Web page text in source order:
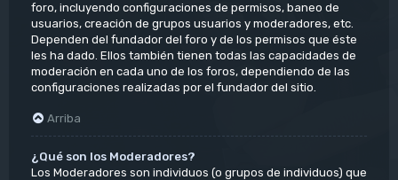
foro, incluyendo configuraciones de permisos, baneo de
usuarios, creación de grupos usuarios y moderadores, etc.
Dependen del fundador del foro y de los permisos que éste
les ha dado. Ellos también tienen todas las capacidades de
moderación en cada uno de los foros, dependiendo de las
configuraciones realizadas por el fundador del sitio.
Arriba
¿Qué son los Moderadores?
Los Moderadores son individuos (o grupos de individuos) que